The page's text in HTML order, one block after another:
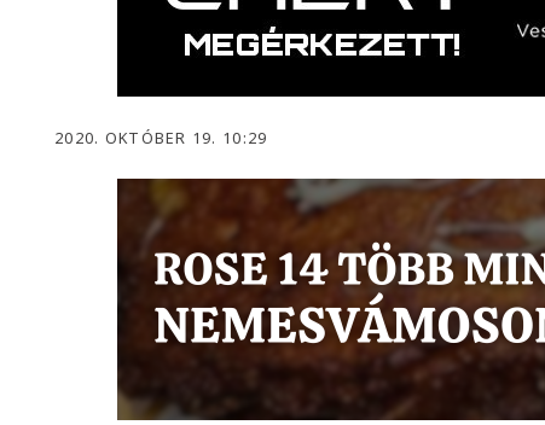
2020. OKTÓBER 19. 10:29